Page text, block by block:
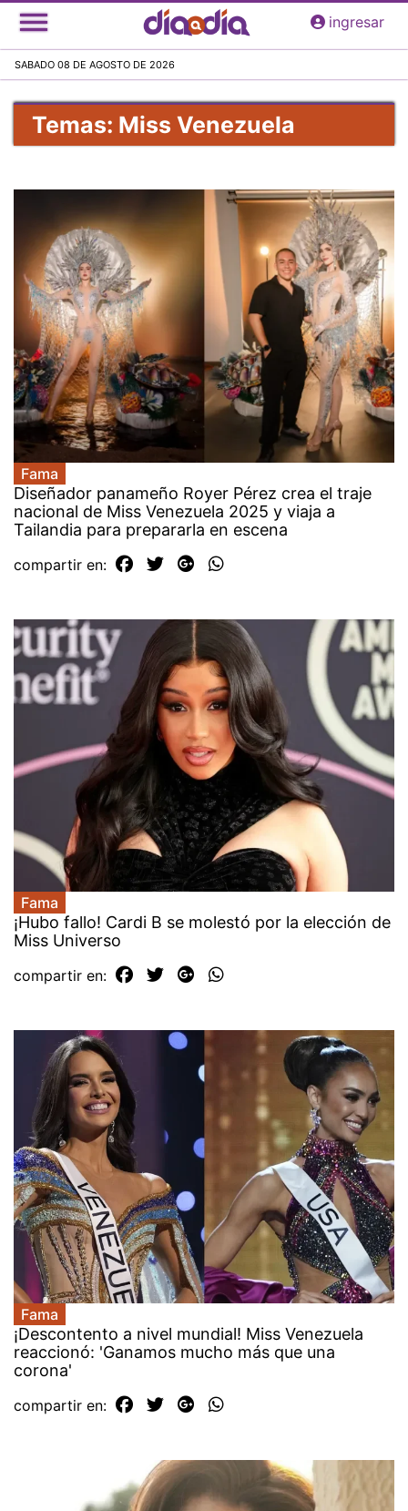
Pasar
al
principal
ingresar
SABADO 08 DE AGOSTO DE 2026
Temas: Miss Venezuela
Fama
Diseñador panameño Royer Pérez crea el traje
nacional de Miss Venezuela 2025 y viaja a
Tailandia para prepararla en escena
compartir en:
Fama
¡Hubo fallo! Cardi B se molestó por la elección de
Miss Universo
compartir en:
Fama
¡Descontento a nivel mundial! Miss Venezuela
reaccionó: 'Ganamos mucho más que una
corona'
compartir en: